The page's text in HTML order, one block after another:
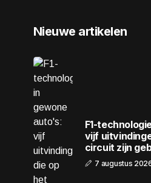
Nieuwe artikelen
F1-
vijf
circuit zijn
7 augustus